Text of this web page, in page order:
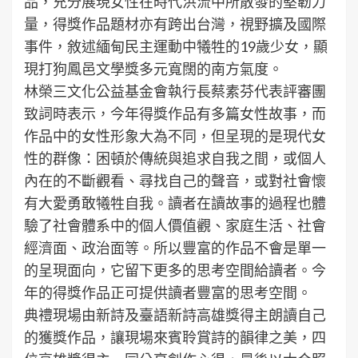
量，得獎作品題材亦有跨出台灣，視野擴及國際
事件，敘述緬甸民主運動中犧牲的19歲少女，顯
現打狗鳳邑文學獎多元寬闊的南方氣度。
林榮三文化公益基金會執行長蔡素芬代表評審團
致詞時表示，今年得獎作品有多篇女性故事，而
作品中的女性形象大為不同，但呈現的是現代女
性的群像：困頓於傳統與追求自我之間，或個人
內在的不斷觀看、尋找自己的聲音，或對社會懷
有大愛勇敢犧牲自我。讀者在讀故事的過程也體
驗了社會體系中的個人價值觀、家庭生活、社會
經濟面、政治面等。所以豐富的作品不會是單一
的呈現面向，它留下更多的思考空間給讀者。今
年的得獎作品正可提供讀者豐富的思考空間。
典禮現場由新詩及臺語新詩高雄獎得主朗讀自己
的獲獎作品，讓現場來賓聆賞詩的韻律之美，四